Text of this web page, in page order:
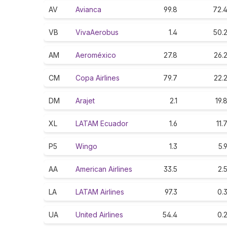
AV Avianca 99.8 72.4
VB VivaAerobus 1.4 50.2
AM Aeroméxico 27.8 26.2
CM Copa Airlines 79.7 22.2
DM Arajet 2.1 19.8
XL LATAM Ecuador 1.6 11.7
P5 Wingo 1.3 5.9
AA American Airlines 33.5 2.5
LA LATAM Airlines 97.3 0.3
UA United Airlines 54.4 0.2